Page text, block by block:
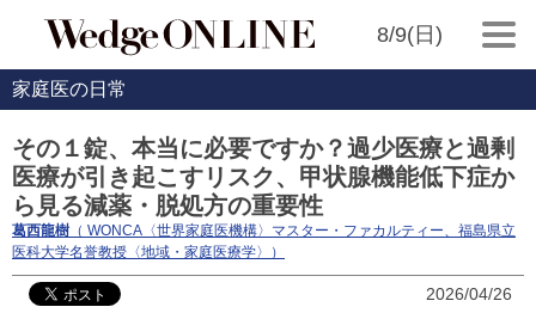
8/9(日)
家庭医の日常
その１錠、本当に必要ですか？過少医療と過剰
医療が引き起こすリスク、甲状腺機能低下症か
ら見る減薬・脱処方の重要性
葛西龍樹 （ WONCA〈世界家庭医機構〉マスター・ファカルティー、福島県立
医科大学名誉教授〈地域・家庭医療学〉）
2026/04/26